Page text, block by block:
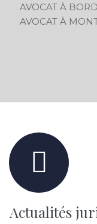
AVOCAT À
AVOCAT À
Actualités